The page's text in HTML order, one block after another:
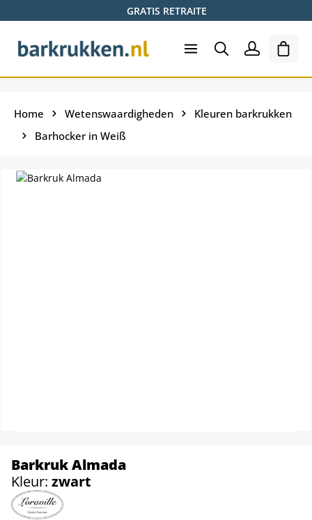
GRATIS RETRAITE
Home Wetenswaardigheden
Kleuren barkrukken
Barhocker in Weiß
Barkruk Almada
Kleur: zwart